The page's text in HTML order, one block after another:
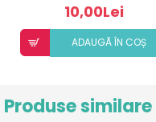
10,00Lei
ADAUGÃ ÎN COȘ
Produse similare